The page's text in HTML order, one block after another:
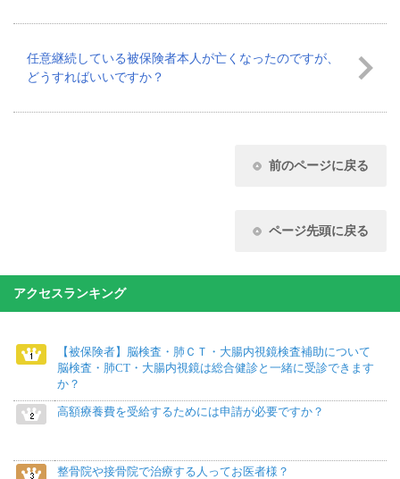
任意継続している被保険者本人が亡くなったのですが、
どうすればいいですか？
前のページに戻る
ページ先頭に戻る
アクセスランキング
【被保険者】脳検査・肺ＣＴ・大腸内視鏡検査補助について
脳検査・肺CT・大腸内視鏡は総合健診と一緒に受診できます
か？
高額療養費を受給するためには申請が必要ですか？
整骨院や接骨院で治療する人ってお医者様？